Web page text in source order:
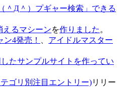
＾Д＾）プギャー検索」できる
えるマシーンを作りました 。
4発売！
アイドルマスター
たサンプルサイトを作ってい
ゴリ別注目エントリー)リリー